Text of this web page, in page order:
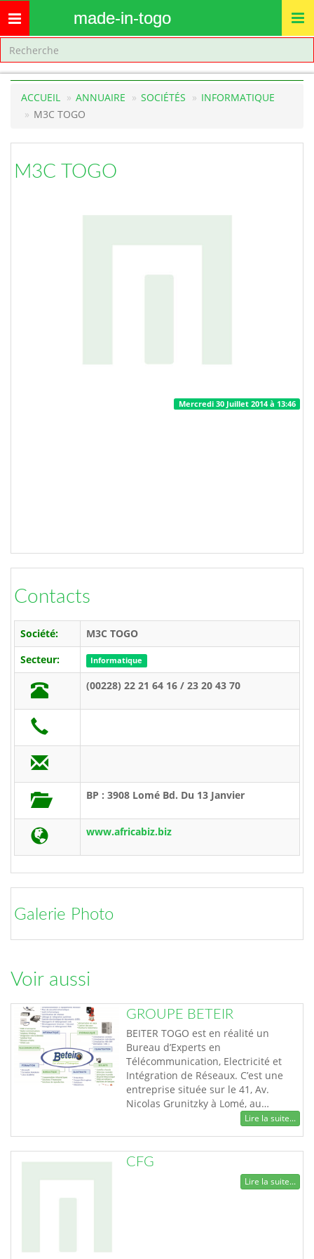
Toggle
navigation
made-in-togo
ACCUEIL ANNUAIRE SOCIÉTÉS
INFORMATIQUE
M3C TOGO
M3C TOGO
Mercredi 30 Juillet 2014 à 13:46
Contacts
Société:
M3C TOGO
Secteur:
Informatique
(00228) 22 21 64 16 / 23 20 43 70
BP : 3908 Lomé Bd. Du 13 Janvier
www.africabiz.biz
Galerie Photo
Voir aussi
GROUPE BETEIR
BEITER TOGO est en réalité un
Bureau d’Experts en
Télécommunication, Electricité et
Intégration de Réseaux. C’est une
entreprise située sur le 41, Av.
Nicolas Grunitzky à Lomé, au…
Lire la suite...
CFG
Lire la suite...